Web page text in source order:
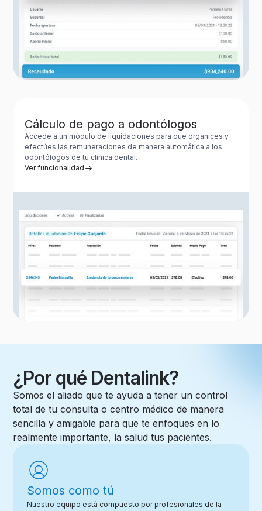
Cálculo de pago a odontólogos
Accede a un módulo de liquidaciones para que organices y
efectúes las remuneraciones de manera automática a los
odontólogos de tu clínica dental.
Ver funcionalidad
¿Por qué Dentalink?
Somos el aliado que te ayuda a tener un control
total de tu consulta o centro médico de manera
sencilla y amigable para que te enfoques en lo
realmente importante, la salud tus pacientes.
Somos como tú
Nuestro equipo está compuesto por profesionales de la